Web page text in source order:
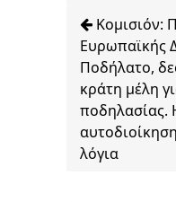
Κομισιόν:
Ευρωπαϊκής
Ποδήλατο,
κράτη μέλη
ποδηλασίας.
λόγια